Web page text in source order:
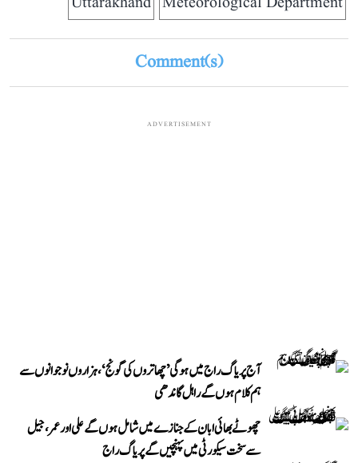
Comment(s)
ADVERTISEMENT
آج پریاگ راج میں ہوگی ’چھاتروں کی گونج‘، ہزاروں نوجوانوں سے
ہم کلام ہوں گے راہل گاندھی
چھوٹے بھائی ابان کے جنازے میں شامل ہوں گے علی اور عمر، جیل
سے سخت سیکورٹی میں پہنچیں گے پریاگ راج